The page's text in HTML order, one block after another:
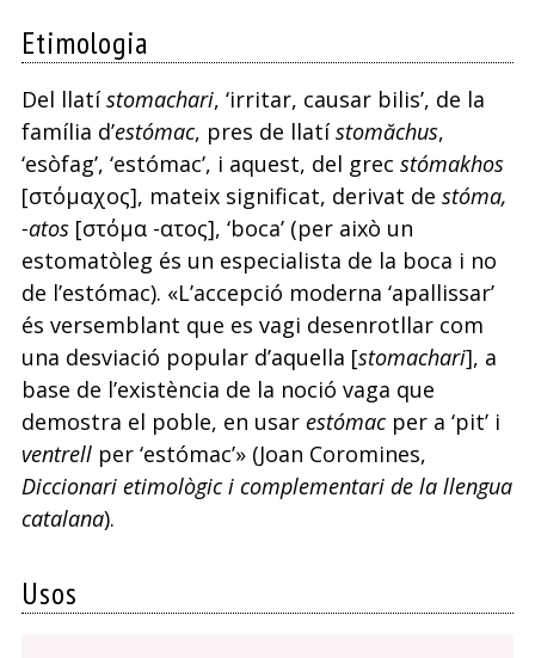
Etimologia
Del llatístomachari, ‘irritar, causar bilis’, de la
família d’estómac, pres de llatístomăchus,
‘esòfag’, ‘estómac’, i aquest, del grec stómakhos
[στόμαχος], mateix significat, derivat de stóma,
-atos[στόμα -ατος], ‘boca’ (per això un
estomatòleg és un especialista de la boca i no
de l’estómac). «L’accepció moderna ‘apallissar’
és versemblant que es vagi desenrotllar com
una desviació popular d’aquella [stomachari], a
base de l’existència de la noció vaga que
demostra el poble, en usar estómacper a ‘pit’ i
ventrellper ‘estómac’» (Joan Coromines,
Diccionari etimològic i complementari de la llengua
catalana).
Usos